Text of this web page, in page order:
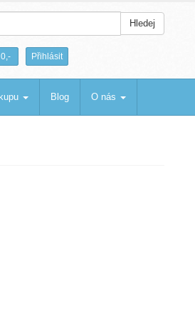
Hledej
0,- Přihlásit
Blog O nás